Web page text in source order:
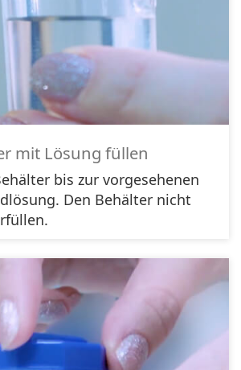
mit Lösung füllen
bis zur vorgesehenen
Den Behälter nicht